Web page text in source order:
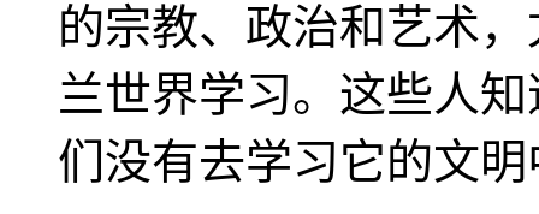
的宗教、政治和艺术
兰世界学习。这些人
们没有去学习它的文